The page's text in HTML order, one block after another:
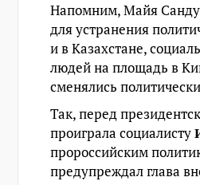
Напомним, Майя Санду
для устранения
и в Казахстане,
людей на площадь в
сменялись
Так, перед
проиграла социалисту
пророссийским
предупреждал глава